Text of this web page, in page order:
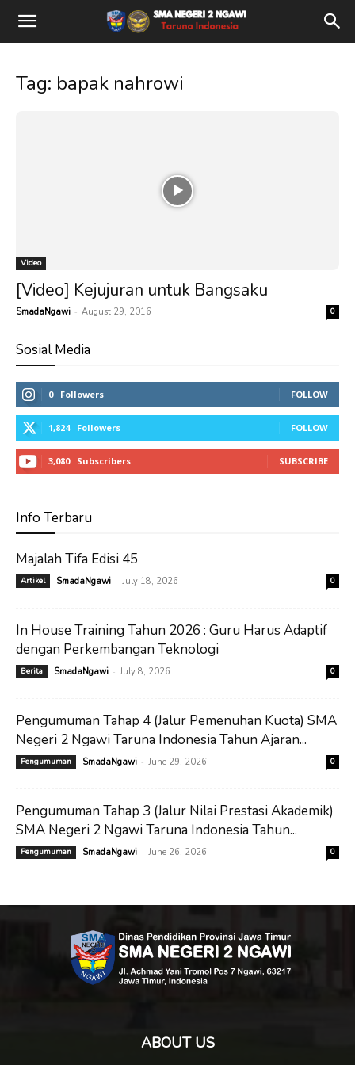
Tag: bapak nahrowi
Video
[Video] Kejujuran untuk Bangsaku
SmadaNgawi - August 29, 2016 0
Sosial Media
0 Followers FOLLOW
1,824 Followers FOLLOW
3,080 Subscribers SUBSCRIBE
Info Terbaru
Majalah Tifa Edisi 45
Artikel SmadaNgawi - July 18, 2026 0
In House Training Tahun 2026 : Guru Harus Adaptif
dengan Perkembangan Teknologi
Berita SmadaNgawi - July 8, 2026 0
Pengumuman Tahap 4 (Jalur Pemenuhan Kuota) SMA
Negeri 2 Ngawi Taruna Indonesia Tahun Ajaran...
Pengumuman SmadaNgawi - June 29, 2026 0
Pengumuman Tahap 3 (Jalur Nilai Prestasi Akademik)
SMA Negeri 2 Ngawi Taruna Indonesia Tahun...
Pengumuman SmadaNgawi - June 26, 2026 0
ABOUT US